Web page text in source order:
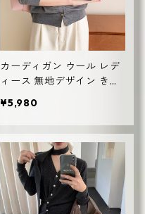
カーディガン ウール レデ
ィース 無地デザイン きれ
¥5,980